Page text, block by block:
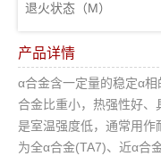
退火状态（M）
产品详情
α合金含一定量的稳定α
合金比重小，热强性好
是室温强度低，通常用
为全α合金(TA7)、近α合